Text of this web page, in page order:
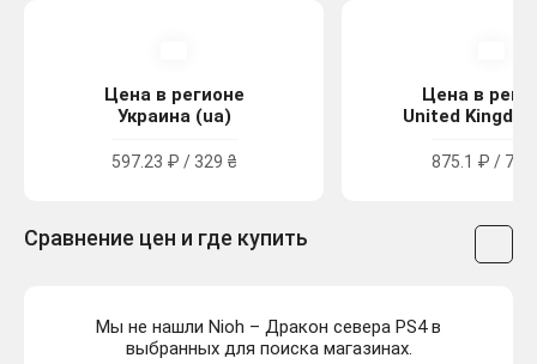
Цена в регионе
Украина (ua)
597.23 ₽ / 329 ₴
Цена в
United
875.1 ₽ /
Сравнение цен и где купить
Мы не нашли Nioh – Дракон севера PS4 в
выбранных для поиска магазинах.